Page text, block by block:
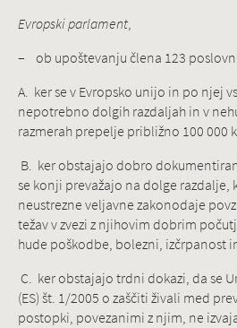
Evropski parlament,
– ob upoštevanju člena 123
A. ker se v Evropsko unijo in po njej
nepotrebno dolgih razdaljah in v
razmerah prepelje približno 100 000
B. ker obstajajo dobro
se konji prevažajo na dolge razdalje,
neustrezne veljavne zakonodaje
težav v zvezi z njihovim dobrim
hude poškodbe, bolezni, izčrpanost
C. ker obstajajo trdni dokazi, da se
(ES) št. 1/2005 o zaščiti živali med
postopki, povezanimi z njim, ne